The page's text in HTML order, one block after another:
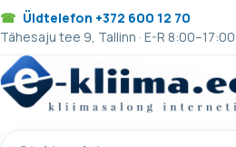
Üldtelefon +372 600 12 70
Tähesaju tee 9, Tallinn · E-R 8:00–17:00